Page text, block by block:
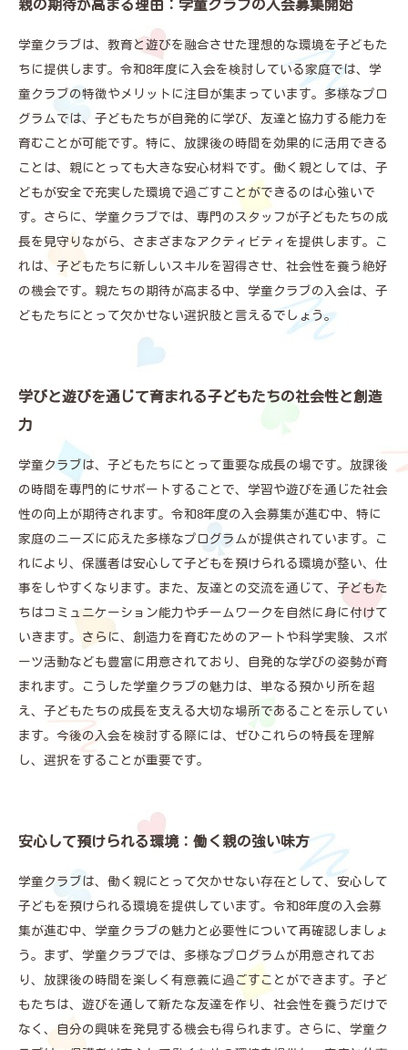
親の期待が高まる理由：学童クラブの入会募集開始
学童クラブは、教育と遊びを融合させた理想的な環境を子どもた
ちに提供します。令和8年度に入会を検討している家庭では、学
童クラブの特徴やメリットに注目が集まっています。多様なプロ
グラムでは、子どもたちが自発的に学び、友達と協力する能力を
育むことが可能です。特に、放課後の時間を効果的に活用できる
ことは、親にとっても大きな安心材料です。働く親としては、子
どもが安全で充実した環境で過ごすことができるのは心強いで
す。さらに、学童クラブでは、専門のスタッフが子どもたちの成
長を見守りながら、さまざまなアクティビティを提供します。こ
れは、子どもたちに新しいスキルを習得させ、社会性を養う絶好
の機会です。親たちの期待が高まる中、学童クラブの入会は、子
どもたちにとって欠かせない選択肢と言えるでしょう。
学びと遊びを通じて育まれる子どもたちの社会性と創造
力
学童クラブは、子どもたちにとって重要な成長の場です。放課後
の時間を専門的にサポートすることで、学習や遊びを通じた社会
性の向上が期待されます。令和8年度の入会募集が進む中、特に
家庭のニーズに応えた多様なプログラムが提供されています。こ
れにより、保護者は安心して子どもを預けられる環境が整い、仕
事をしやすくなります。また、友達との交流を通じて、子どもた
ちはコミュニケーション能力やチームワークを自然に身に付けて
いきます。さらに、創造力を育むためのアートや科学実験、スポ
ーツ活動なども豊富に用意されており、自発的な学びの姿勢が育
まれます。こうした学童クラブの魅力は、単なる預かり所を超
え、子どもたちの成長を支える大切な場所であることを示してい
ます。今後の入会を検討する際には、ぜひこれらの特長を理解
し、選択をすることが重要です。
安心して預けられる環境：働く親の強い味方
学童クラブは、働く親にとって欠かせない存在として、安心して
子どもを預けられる環境を提供しています。令和8年度の入会募
集が進む中、学童クラブの魅力と必要性について再確認しましょ
う。まず、学童クラブでは、多様なプログラムが用意されてお
り、放課後の時間を楽しく有意義に過ごすことができます。子ど
もたちは、遊びを通して新たな友達を作り、社会性を養うだけで
なく、自分の興味を発見する機会も得られます。さらに、学童ク